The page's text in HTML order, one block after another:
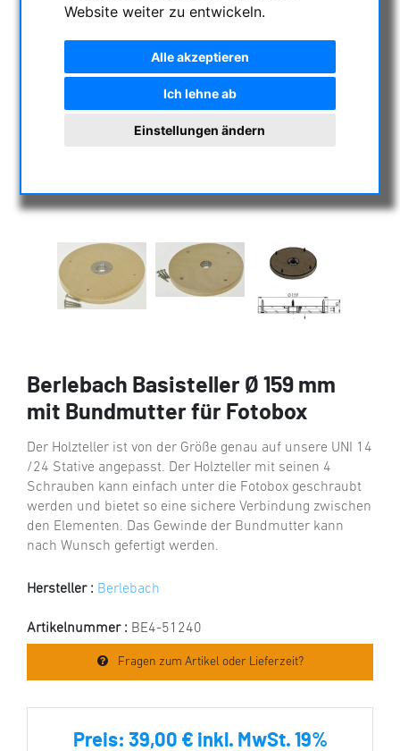
Website weiter zu entwickeln.
Alle akzeptieren
Ich lehne ab
Einstellungen ändern
Berlebach Basisteller Ø 159 mm
mit Bundmutter für Fotobox
Der Holzteller ist von der Größe genau auf unsere UNI 14
/24 Stative angepasst. Der Holzteller mit seinen 4
Schrauben kann einfach unter die Fotobox geschraubt
werden und bietet so eine sichere Verbindung zwischen
den Elementen. Das Gewinde der Bundmutter kann
nach Wunsch gefertigt werden.
Hersteller : Berlebach
Artikelnummer : BE4-51240
Fragen zum Artikel oder Lieferzeit?
Preis: 39,00 € inkl. MwSt. 19%